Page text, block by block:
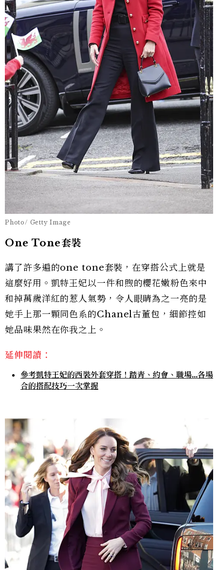
Photo/ Getty Image
One Tone套裝
講了許多遍的one tone套裝，在穿搭公式上就是
這麼好用。凱特王妃以一件和煦的櫻花嫩粉色來中
和掉萬歲洋紅的惹人氣勢，令人眼睛為之一亮的是
她手上那一顆同色系的Chanel古董包，細節控如
她品味果然在你我之上。
延伸閱讀：
參考凱特王妃的西裝外套穿搭！踏青、約會、職場…各場
合的搭配技巧一次掌握